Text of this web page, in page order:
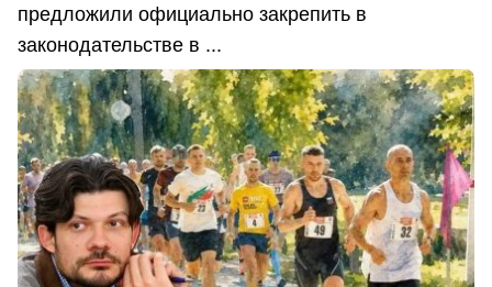
предложили официально закрепить в
законодательстве в ...